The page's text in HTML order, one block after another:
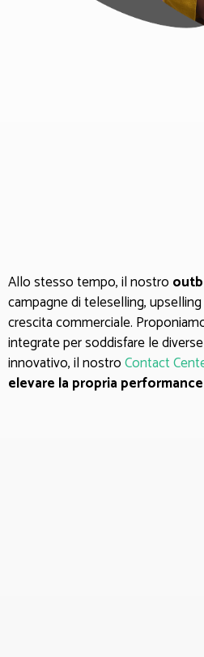
Allo stesso tempo, il nostro
campagne di teleselling,
crescita commerciale.
integrate per soddisfare le
innovativo, il nostroContact
elevare la propria